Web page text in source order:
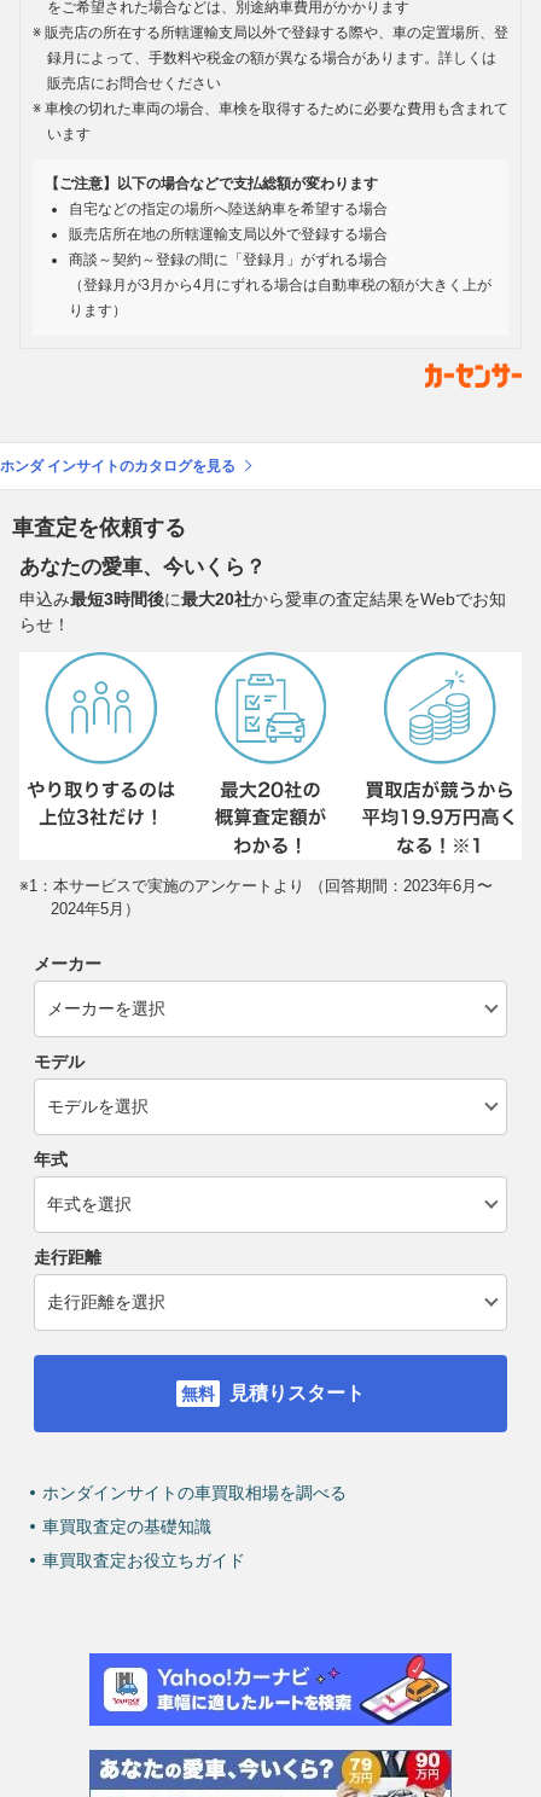
をご希望された場合などは、別途納車費用がかかります
販売店の所在する所轄運輸支局以外で登録する際や、車の定置場所、登
録月によって、手数料や税金の額が異なる場合があります。詳しくは
販売店にお問合せください
車検の切れた車両の場合、車検を取得するために必要な費用も含まれて
います
【ご注意】以下の場合などで支払総額が変わります
自宅などの指定の場所へ陸送納車を希望する場合
販売店所在地の所轄運輸支局以外で登録する場合
商談～契約～登録の間に「登録月」がずれる場合
（登録月が3月から4月にずれる場合は自動車税の額が大きく上が
ります）
ホンダ インサイトのカタログを見る
車査定を依頼する
あなたの愛車、今いくら？
申込み最短3時間後に最大20社から愛車の査定結果をWebでお知
らせ！
※1：本サービスで実施のアンケートより （回答期間：2023年6月〜
2024年5月）
メーカー
モデル
年式
走行距離
見積りスタート
ホンダインサイトの車買取相場を調べる
車買取査定の基礎知識
車買取査定お役立ちガイド